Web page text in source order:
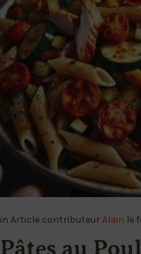
Article contributeurAlainle
Pâtes au
avec